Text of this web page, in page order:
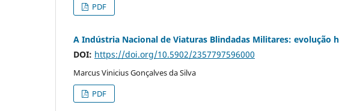
PDF
A Indústria Nacional de Viaturas Blindadas Militares: evolução
DOI: https://doi.org/10.5902/2357797596000
Marcus Vinicius Gonçalves da Silva
PDF